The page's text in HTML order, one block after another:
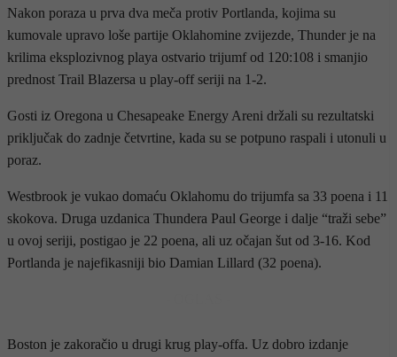
Nakon poraza u prva dva meča protiv Portlanda, kojima su
kumovale upravo loše partije Oklahomine zvijezde, Thunder je na
krilima eksplozivnog playa ostvario trijumf od 120:108 i smanjio
prednost Trail Blazersa u play-off seriji na 1-2.
Gosti iz Oregona u Chesapeake Energy Areni držali su rezultatski
priključak do zadnje četvrtine, kada su se potpuno raspali i utonuli u
poraz.
Westbrook je vukao domaću Oklahomu do trijumfa sa 33 poena i 11
skokova. Druga uzdanica Thundera Paul George i dalje “traži sebe”
u ovoj seriji, postigao je 22 poena, ali uz očajan šut od 3-16. Kod
Portlanda je najefikasniji bio Damian Lillard (32 poena).
Boston je zakoračio u drugi krug play-offa. Uz dobro izdanje